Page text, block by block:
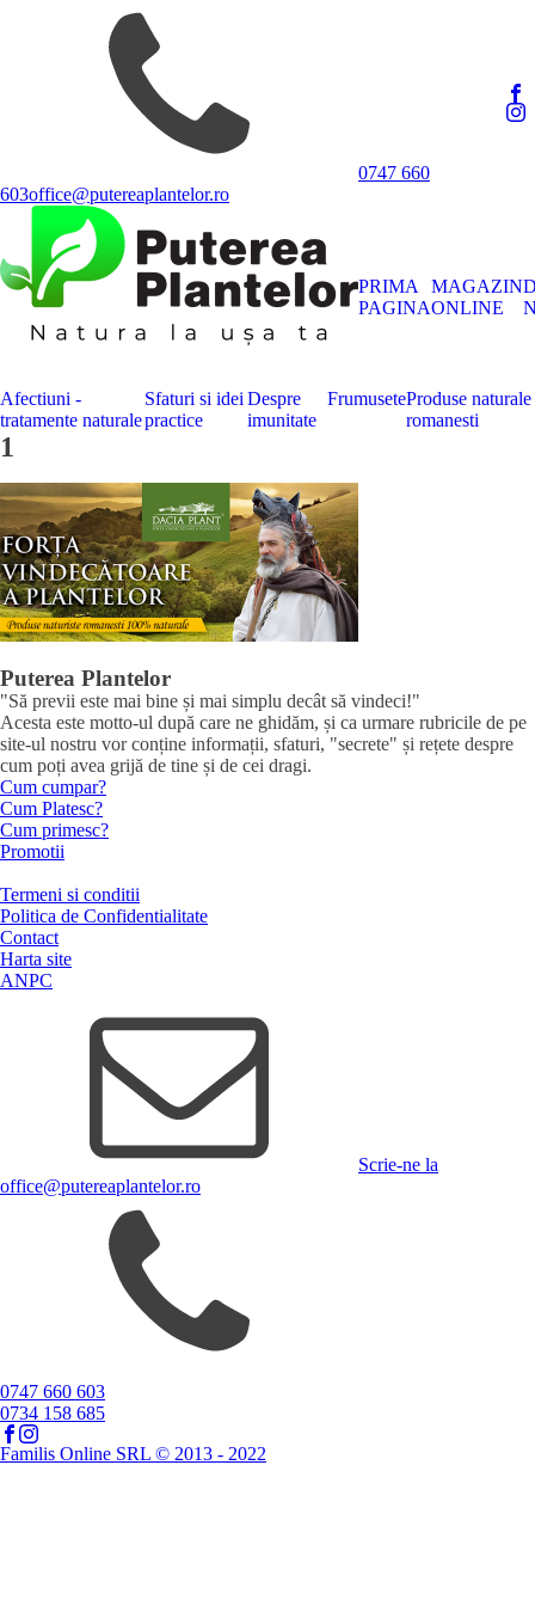
0747 660
603office@putereaplantelor.ro
PRIMA
PAGINA
MAGAZIN
ONLINE
Afectiuni -
tratamente naturale
Sfaturi si idei
practice
Despre
imunitate
FrumuseteProduse naturale
romanesti
1
Puterea Plantelor
"Să previi este mai bine și mai simplu decât să vindeci!"
Acesta este motto-ul după care ne ghidăm, și ca urmare rubricile de pe
site-ul nostru vor conține informații, sfaturi, "secrete" și rețete despre
cum poți avea grijă de tine și de cei dragi.
Cum cumpar?
Cum Platesc?
Cum primesc?
Promotii
Termeni si conditii
Politica de Confidentialitate
Contact
Harta site
ANPC
Scrie-ne la
office@putereaplantelor.ro
0747 660 603
0734 158 685
Familis Online SRL © 2013 - 2022